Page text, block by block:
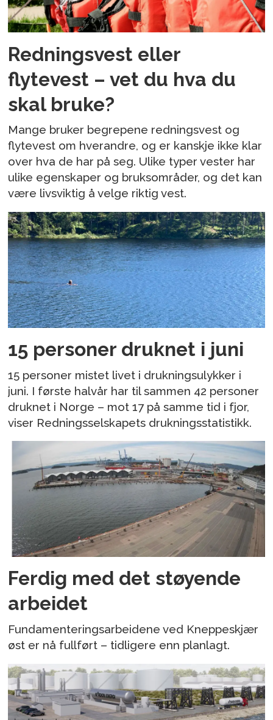
Redningsvest eller
flytevest – vet du hva du
skal bruke?
Mange bruker begrepene redningsvest og
flytevest om hverandre, og er kanskje ikke klar
over hva de har på seg. Ulike typer vester har
ulike egenskaper og bruksområder, og det kan
være livsviktig å velge riktig vest.
15 personer druknet i juni
15 personer mistet livet i drukningsulykker i
juni. I første halvår har til sammen 42 personer
druknet i Norge – mot 17 på samme tid i fjor,
viser Redningsselskapets drukningsstatistikk.
Ferdig med det støyende
arbeidet
Fundamenteringsarbeidene ved Kneppeskjær
øst er nå fullført – tidligere enn planlagt.